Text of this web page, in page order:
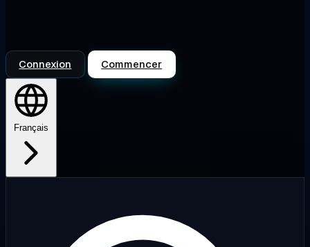
Connexion Commencer
Français